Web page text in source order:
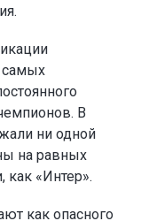
самых
В
ни одной
на равных
как «Интер».
как опасного